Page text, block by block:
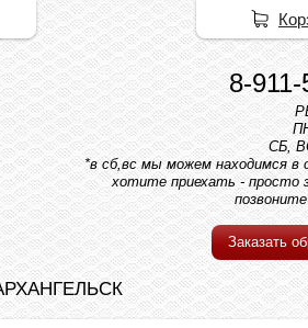
8-
СБ,
*в сб,вс мы можем находимся в
хотите приехать - просто
Заказать